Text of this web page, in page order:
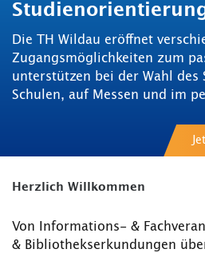
Die TH Wildau eröffnet
Zugangsmöglichkeiten zum
unterstützen bei der Wahl des
Schulen, auf Messen und im
Herzlich Willkommen
Von Informations- &
& Bibliothekserkundungen